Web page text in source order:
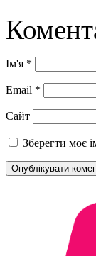
Ім'я *
Email *
Сайт
Зберегти моє